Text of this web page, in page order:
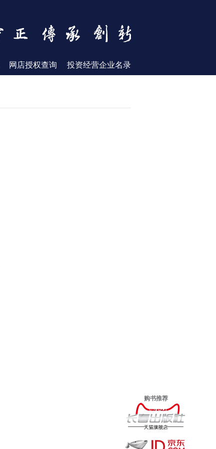
网店授权查询 投资经营企业名录
购书推荐